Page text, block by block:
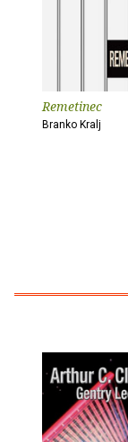
Remetinec
Branko Kralj